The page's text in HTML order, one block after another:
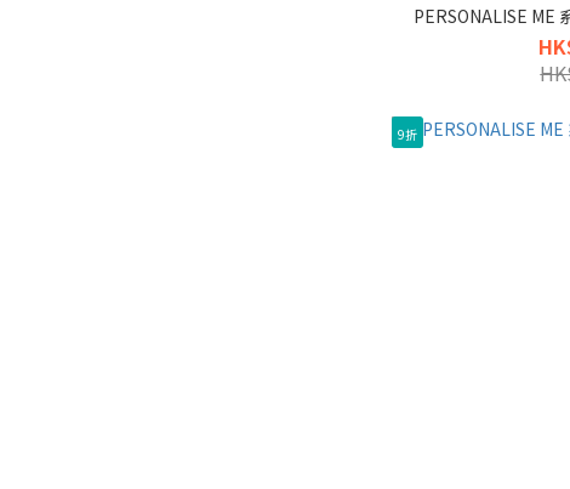
PERSONALISE ME
9折